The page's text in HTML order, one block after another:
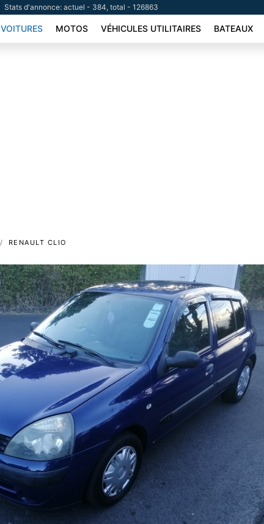
Stats d'annonce: actuel - 384, total - 126863
VOITURES MOTOS VÉHICULES UTILITAIRES BATEAUX
RENAULT CLIO